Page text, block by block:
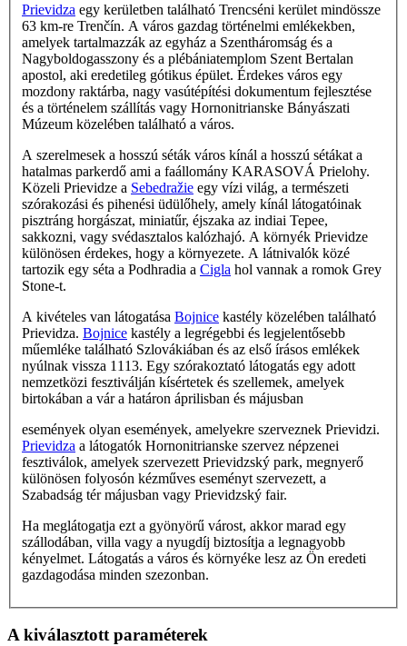
Prievidza egy kerületben található Trencséni kerület mindössze
63 km-re Trenčín. A város gazdag történelmi emlékekben,
amelyek tartalmazzák az egyház a Szentháromság és a
Nagyboldogasszony és a plébániatemplom Szent Bertalan
apostol, aki eredetileg gótikus épület. Érdekes város egy
mozdony raktárba, nagy vasútépítési dokumentum fejlesztése
és a történelem szállítás vagy Hornonitrianske Bányászati
Múzeum közelében található a város.
A szerelmesek a hosszú séták város kínál a hosszú sétákat a
hatalmas parkerdő ami a faállomány KARASOVÁ Prielohy.
Közeli Prievidze a Sebedražie egy vízi világ, a természeti
szórakozási és pihenési üdülőhely, amely kínál látogatóinak
pisztráng horgászat, miniatűr, éjszaka az indiai Tepee,
sakkozni, vagy svédasztalos kalózhajó. A környék Prievidze
különösen érdekes, hogy a környezete. A látnivalók közé
tartozik egy séta a Podhradia a Cigla hol vannak a romok Grey
Stone-t.
A kivételes van látogatása Bojnice kastély közelében található
Prievidza. Bojnice kastély a legrégebbi és legjelentősebb
műemléke található Szlovákiában és az első írásos emlékek
nyúlnak vissza 1113. Egy szórakoztató látogatás egy adott
nemzetközi fesztiválján kísértetek és szellemek, amelyek
birtokában a vár a határon áprilisban és májusban
események olyan események, amelyekre szerveznek Prievidzi.
Prievidza a látogatók Hornonitrianske szervez népzenei
fesztiválok, amelyek szervezett Prievidzský park, megnyerő
különösen folyosón kézműves eseményt szervezett, a
Szabadság tér májusban vagy Prievidzský fair.
Ha meglátogatja ezt a gyönyörű várost, akkor marad egy
szállodában, villa vagy a nyugdíj biztosítja a legnagyobb
kényelmet. Látogatás a város és környéke lesz az Ön eredeti
gazdagodása minden szezonban.
A kiválasztott paraméterek